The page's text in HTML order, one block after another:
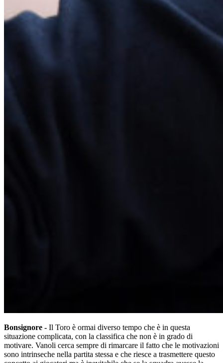
Bonsignore - Il Toro è ormai diverso tempo che è in questa
situazione complicata, con la classifica che non è in grado di
motivare. Vanoli cerca sempre di rimarcare il fatto che le motivazioni
sono intrinseche nella partita stessa e che riesce a trasmettere questo